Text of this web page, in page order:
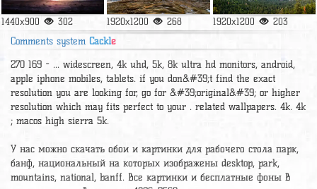
1440x900 302 1920x1200 268 1920x1200 203
Comments system Cackle
270 169 - ... widescreen, 4k uhd, 5k, 8k ultra hd monitors, android,
apple iphone mobiles, tablets. if you don&#39;t find the exact
resolution you are looking for, go for &#39;original&#39; or higher
resolution which may fits perfect to your . related wallpapers. 4k. 4k
; macos high sierra 5k.
У нас можно скачать обои и картинки для рабочего стола парк,
банф, национальный на которых изображены desktop, park,
mountains, national, banff. Все картинки и бесплатные фоны в